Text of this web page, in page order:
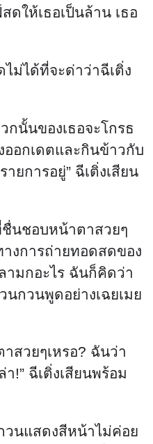
ดให้เธอเป็นล้าน เธอ
ม่ได้ที่จะด่าว่าฉีเติ่ง
กนั้นของเธอจะโกรธ
ออกเดตและกินข้าวกับ
ยการอยู่” ฉีเติ่งเสียน
นชอบหน้าตาสวยๆ
งการถ่ายทอดสดของ
ามกอะไร ฉันก็คิดว่า
นกวนพูดอย่างเฉยเมย
สวยๆเหรอ? ฉันว่า
!” ฉีเติ่งเสียนพร้อม
วนแสดงสีหน้าไม่ค่อย